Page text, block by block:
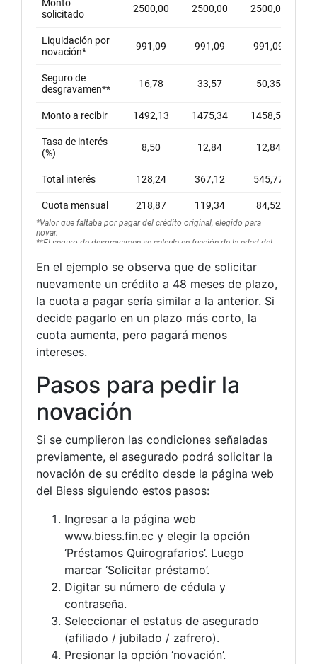
En el ejemplo se observa que de solicitar
nuevamente un crédito a 48 meses de plazo,
la cuota a pagar sería similar a la anterior. Si
decide pagarlo en un plazo más corto, la
cuota aumenta, pero pagará menos
intereses.
Pasos para pedir la
novación
Si se cumplieron las condiciones señaladas
previamente, el asegurado podrá solicitar la
novación de su crédito desde la página web
del Biess siguiendo estos pasos:
Ingresar a la página web
www.biess.fin.ec y elegir la opción
‘Préstamos Quirografarios’. Luego
marcar ‘Solicitar préstamo’.
Digitar su número de cédula y
contraseña.
Seleccionar el estatus de asegurado
(afiliado / jubilado / zafrero).
Presionar la opción ‘novación’.